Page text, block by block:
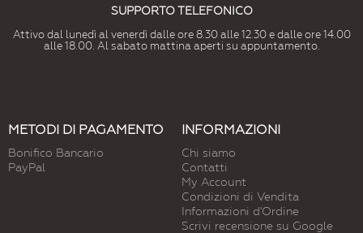
SUPPORTO TELEFONICO
Attivo dal lunedì al venerdì dalle ore 8.30 alle 12.30 e dalle ore 14.00
alle 18.00. Al sabato mattina aperti su appuntamento.
METODI DI PAGAMENTO
Bonifico Bancario
PayPal
INFORMAZIONI
Chi siamo
Contatti
My Account
Condizioni di Vendita
Informazioni d'Ordine
Scrivi recensione su Google